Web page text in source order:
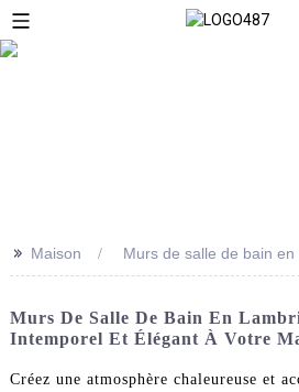
>> Maison Murs de salle de bain en
Murs De Salle De Bain En
Intemporel Et Élégant À Votre
Créez une atmosphère chaleureuse et